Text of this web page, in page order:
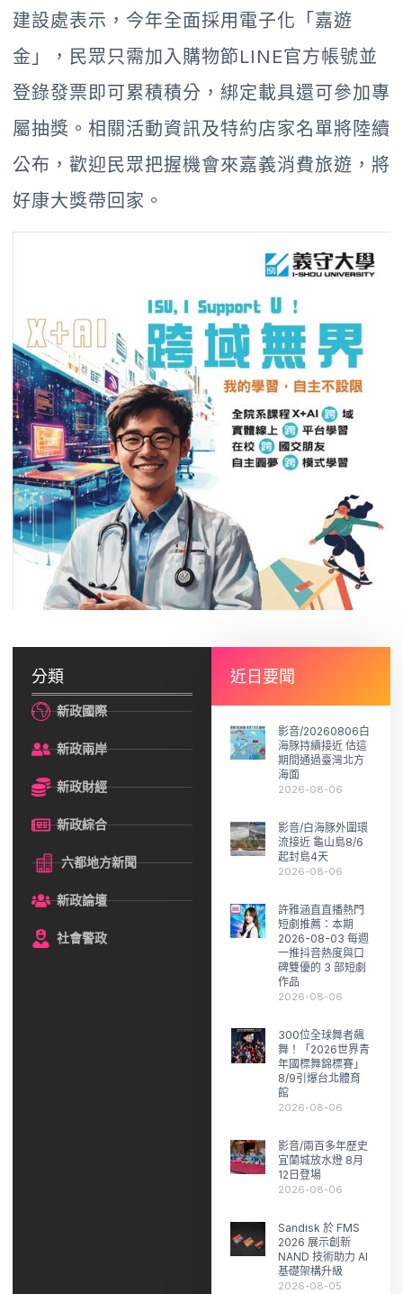
建設處表示，今年全面採用電子化「嘉遊
金」，民眾只需加入購物節LINE官方帳號並
登錄發票即可累積積分，綁定載具還可參加專
屬抽獎。相關活動資訊及特約店家名單將陸續
公布，歡迎民眾把握機會來嘉義消費旅遊，將
好康大獎帶回家。
分類
新政國際
新政兩岸
新政財經
新政綜合
六都地方新聞
新政論壇
社會警政
近日要聞
影音/20260806白
海豚持續接近 估這
期間通過臺灣北方
海面
2026-08-06
影音/白海豚外圍環
流接近 龜山島8/6
起封島4天
2026-08-06
許雅涵直直播熱門
短劇推薦：本期
2026-08-03 每週
一推抖音熱度與口
碑雙優的 3 部短劇
作品
2026-08-06
300位全球舞者飆
舞！「2026世界青
年國標舞錦標賽」
8/9引爆台北體育
館
2026-08-06
影音/兩百多年歷史
宜蘭城放水燈 8月
12日登場
2026-08-06
Sandisk 於 FMS
2026 展示創新
NAND 技術助力 AI
基礎架構升級
2026-08-05